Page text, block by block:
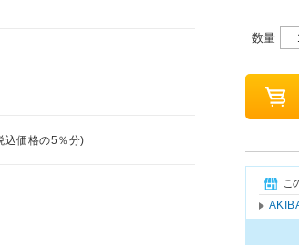
込価格の5％分)
数量
こ